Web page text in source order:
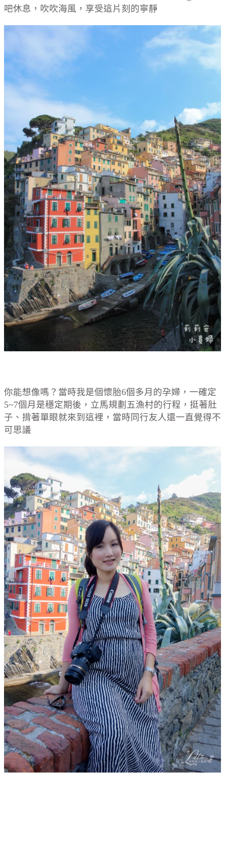
吧休息，吹吹海風，享受這片刻的寧靜
你能想像嗎？當時我是個懷胎6個多月的孕婦，一確定
5~7個月是穩定期後，立馬規劃五漁村的行程，挺著肚
子、揹著單眼就來到這裡，當時同行友人還一直覺得不
可思議